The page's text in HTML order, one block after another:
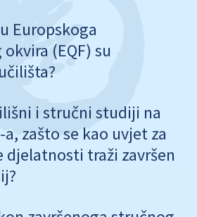
Europskoga
(EQF) su
i stručni studiji na
zašto se kao uvjet za
djelatnosti traži završen